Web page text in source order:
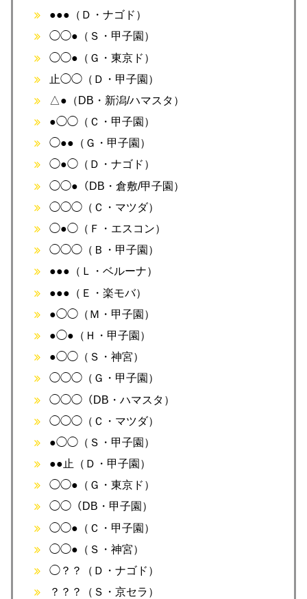
●●●（Ｄ・ナゴド）
◯◯●（Ｓ・甲子園）
◯◯●（Ｇ・東京ド）
止◯◯（Ｄ・甲子園）
△●（DB・新潟/ハマスタ）
●◯◯（Ｃ・甲子園）
◯●●（Ｇ・甲子園）
◯●◯（Ｄ・ナゴド）
◯◯●（DB・倉敷/甲子園）
◯◯◯（Ｃ・マツダ）
◯●◯（Ｆ・エスコン）
◯◯◯（Ｂ・甲子園）
●●●（Ｌ・ベルーナ）
●●●（Ｅ・楽モバ）
●◯◯（Ｍ・甲子園）
●◯●（Ｈ・甲子園）
●◯◯（Ｓ・神宮）
◯◯◯（Ｇ・甲子園）
◯◯◯（DB・ハマスタ）
◯◯◯（Ｃ・マツダ）
●◯◯（Ｓ・甲子園）
●●止（Ｄ・甲子園）
◯◯●（Ｇ・東京ド）
◯◯（DB・甲子園）
◯◯●（Ｃ・甲子園）
◯◯●（Ｓ・神宮）
◯？？（Ｄ・ナゴド）
？？？（Ｓ・京セラ）